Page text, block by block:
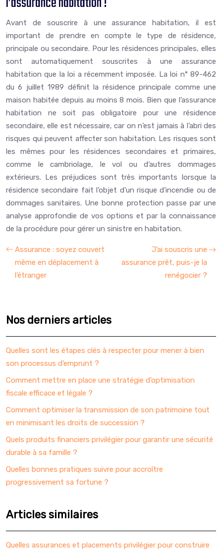
Avant de souscrire à une assurance habitation, il est
important de prendre en compte le type de résidence,
principale ou secondaire. Pour les résidences principales, elles
sont automatiquement souscrites à une assurance
habitation que la loi a récemment imposée. La loi n° 89-462
du 6 juillet 1989 définit la résidence principale comme une
maison habitée depuis au moins 8 mois. Bien que l’assurance
habitation ne soit pas obligatoire pour une résidence
secondaire, elle est nécessaire, car on n’est jamais à l’abri des
risques qui peuvent affecter son habitation. Les risques sont
les mêmes pour les résidences secondaires et primaires,
comme le cambriolage, le vol ou d’autres dommages
extérieurs. Les préjudices sont très importants lorsque la
résidence secondaire fait l’objet d’un risque d’incendie ou de
dommages sanitaires. Une bonne protection passe par une
analyse approfondie de vos options et par la connaissance
de la procédure pour gérer un sinistre en habitation.
Assurance : soyez couvert
même en déplacement à
l’étranger
J’ai souscris une
assurance prêt, puis-je la
renégocier ?
Nos derniers articles
Quelles sont les étapes clés à respecter pour mener à bien
son processus d’emprunt ?
Comment mettre en place une stratégie d’optimisation
fiscale efficace et légale ?
Comment optimiser la transmission de son patrimoine tout
en minimisant les droits de succession ?
Quels produits financiers privilégier pour garantir une sécurité
durable à sa famille ?
Quelles bonnes pratiques suivre pour accroître
progressivement sa fortune ?
Articles similaires
Quelles assurances et placements privilégier pour construire